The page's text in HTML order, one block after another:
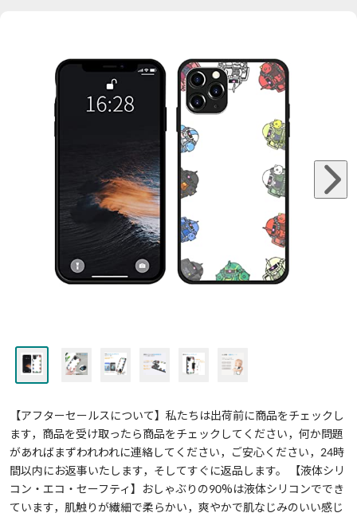
【アフターセールスについて】私たちは出荷前に商品をチェックし
ます，商品を受け取ったら商品をチェックしてください，何か問題
があればまずわれわれに連絡してください，ご安心ください，24時
間以内にお返事いたします，そしてすぐに返品します。 【液体シリ
コン・エコ・セーフティ】おしゃぶりの90%は液体シリコンででき
ています，肌触りが繊細で柔らかい，爽やかで肌なじみのいい感じ